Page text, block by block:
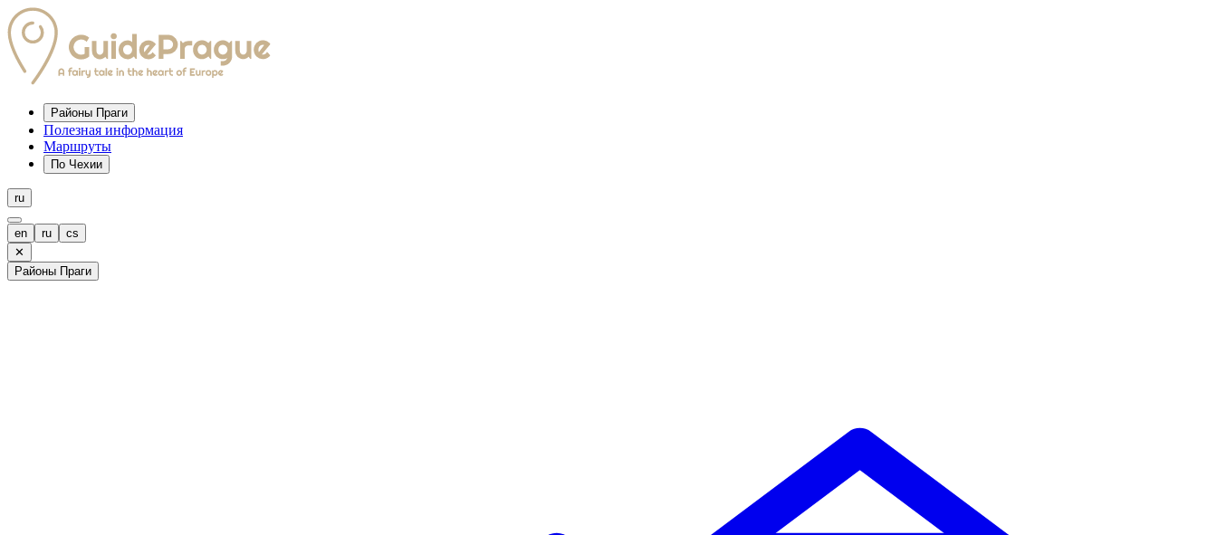
Районы Праги
Полезная информация
Маршруты
По Чехии
ru
en ru
cs
✕
Районы Праги